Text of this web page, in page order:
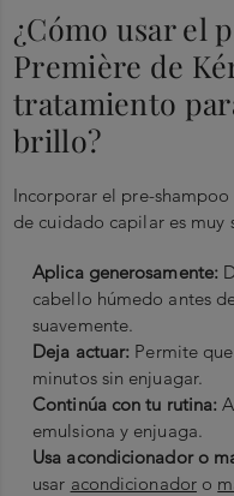
¿Cómo usar el
Première de
tratamiento
brillo?
Incorporar el pre-
de cuidado capilar es muy
Aplica generosamente:
cabello húmedo antes
suavemente.
Deja actuar: Permite
minutos sin enjuagar.
Continúa con tu rutina:
emulsiona y enjuaga.
Usa acondicionador o
usar acondicionadoro